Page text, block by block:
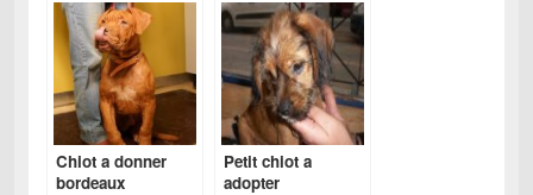
Chiot a donner
bordeaux
Petit chiot a
adopter